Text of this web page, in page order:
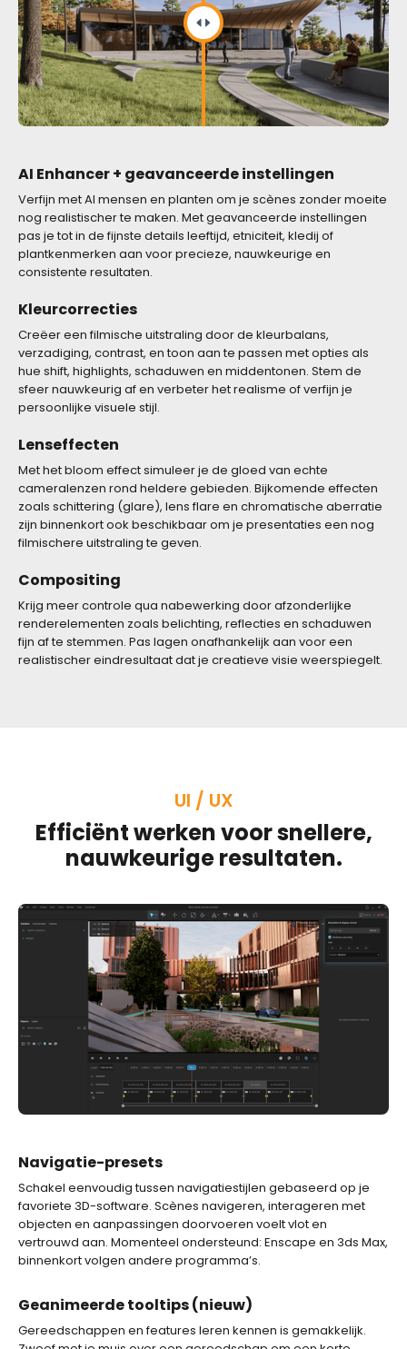
AI Enhancer + geavanceerde instellingen
Verfijn met AI mensen en planten om je scènes zonder moeite
nog realistischer te maken. Met geavanceerde instellingen
pas je tot in de fijnste details leeftijd, etniciteit, kledij of
plantkenmerken aan voor precieze, nauwkeurige en
consistente resultaten.
Kleurcorrecties
Creëer een filmische uitstraling door de kleurbalans,
verzadiging, contrast, en toon aan te passen met opties als
hue shift, highlights, schaduwen en middentonen. Stem de
sfeer nauwkeurig af en verbeter het realisme of verfijn je
persoonlijke visuele stijl.
Lenseffecten
Met het bloom effect simuleer je de gloed van echte
cameralenzen rond heldere gebieden. Bijkomende effecten
zoals schittering (glare), lens flare en chromatische aberratie
zijn binnenkort ook beschikbaar om je presentaties een nog
filmischere uitstraling te geven.
Compositing
Krijg meer controle qua nabewerking door afzonderlijke
renderelementen zoals belichting, reflecties en schaduwen
fijn af te stemmen. Pas lagen onafhankelijk aan voor een
realistischer eindresultaat dat je creatieve visie weerspiegelt.
UI / UX
Efficiënt werken voor snellere,
nauwkeurige resultaten.
Navigatie-presets
Schakel eenvoudig tussen navigatiestijlen gebaseerd op je
favoriete 3D-software. Scènes navigeren, interageren met
objecten en aanpassingen doorvoeren voelt vlot en
vertrouwd aan. Momenteel ondersteund: Enscape en 3ds Max,
binnenkort volgen andere programma’s.
Geanimeerde tooltips (nieuw)
Gereedschappen en features leren kennen is gemakkelijk.